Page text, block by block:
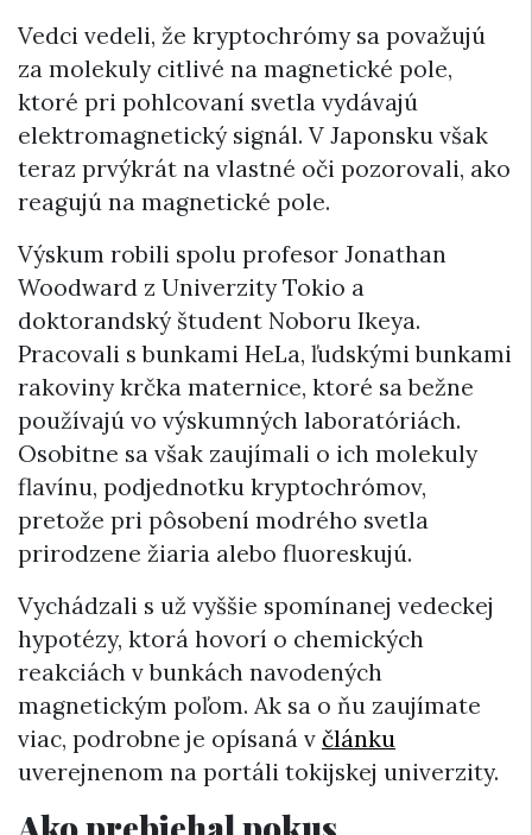
Vedci vedeli, že kryptochrómy sa považujú
za molekuly citlivé na magnetické pole,
ktoré pri pohlcovaní svetla vydávajú
elektromagnetický signál. V Japonsku však
teraz prvýkrát na vlastné oči pozorovali, ako
reagujú na magnetické pole.
Výskum robili spolu profesor Jonathan
Woodward z Univerzity Tokio a
doktorandský študent Noboru Ikeya.
Pracovali s bunkami HeLa, ľudskými bunkami
rakoviny krčka maternice, ktoré sa bežne
používajú vo výskumných laboratóriách.
Osobitne sa však zaujímali o ich molekuly
flavínu, podjednotku kryptochrómov,
pretože pri pôsobení modrého svetla
prirodzene žiaria alebo fluoreskujú.
Vychádzali s už vyššie spomínanej vedeckej
hypotézy, ktorá hovorí o chemických
reakciách v bunkách navodených
magnetickým poľom. Ak sa o ňu zaujímate
viac, podrobne je opísaná v článku
uverejnenom na portáli tokijskej univerzity.